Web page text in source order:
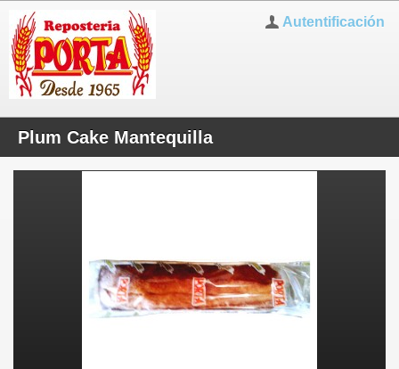
Autentificación
Plum Cake Mantequilla